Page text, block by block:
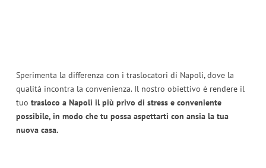
Sperimenta la differenza con i traslocatori di Napoli, dove la
qualità incontra la convenienza. Il nostro obiettivo è rendere il
tuo trasloco a Napoli il più privo di stress e conveniente
possibile, in modo che tu possa aspettarti con ansia la tua
nuova casa.